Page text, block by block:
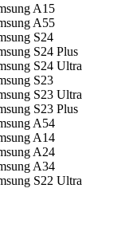
A15
A55
S24
S24 Plus
S24 Ultra
S23
S23 Ultra
S23 Plus
A54
A14
A24
A34
S22 Ultra